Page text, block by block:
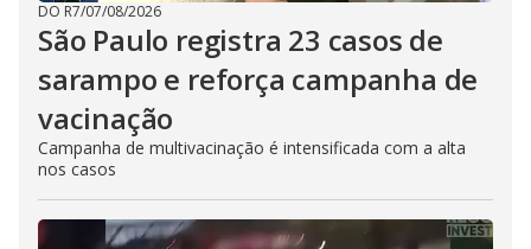
DO R7/07/08/2026
São Paulo registra 23 casos de
sarampo e reforça campanha de
vacinação
Campanha de multivacinação é intensificada com a alta
nos casos